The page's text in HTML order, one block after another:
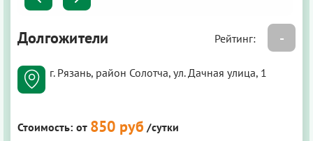
Долгожители Рейтинг: -
г. Рязань, район Солотча, ул. Дачная улица, 1
Стоимость: от 850 руб /сутки